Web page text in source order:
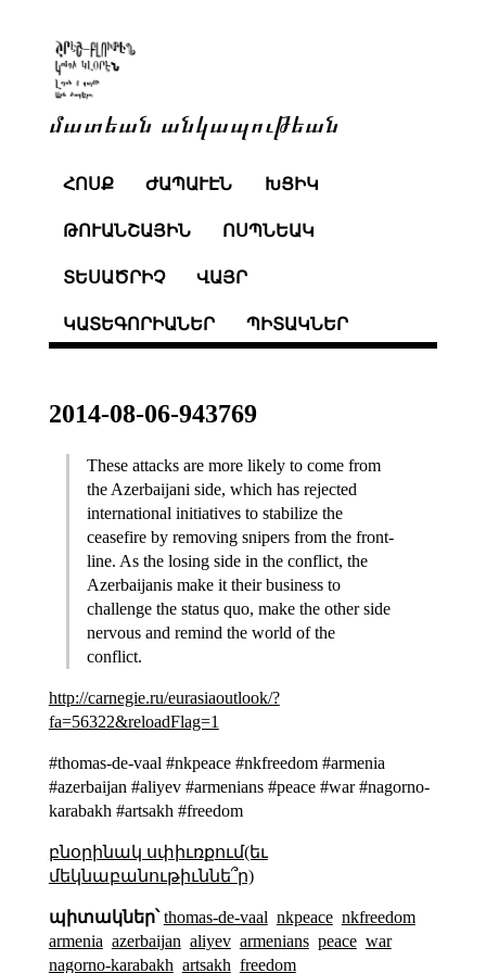
մատեան անկապութեան
ՀՈՍՔ ԺԱՊԱՒԷՆ ԽՑԻԿ
ԹՈՒԱՆՇԱՅԻՆ ՈՍՊՆԵԱԿ
ՏԵՍԱԾՐԻՉ ՎԱՅՐ
ԿԱՏԵԳՈՐԻԱՆԵՐ ՊԻՏԱԿՆԵՐ
2014-08-06-943769
These attacks are more likely to come from
the Azerbaijani side, which has rejected
international initiatives to stabilize the
ceasefire by removing snipers from the front-
line. As the losing side in the conflict, the
Azerbaijanis make it their business to
challenge the status quo, make the other side
nervous and remind the world of the
conflict.
http://carnegie.ru/eurasiaoutlook/?
fa=56322&reloadFlag=1
#thomas-de-vaal #nkpeace #nkfreedom #armenia
#azerbaijan #aliyev #armenians #peace #war #nagorno-
karabakh #artsakh #freedom
բնօրինակ սփիւռքում(եւ
մեկնաբանութիւննե՞ր)
պիտակներ՝ thomas-de-vaal nkpeace nkfreedom
armenia azerbaijan aliyev armenians peace war
nagorno-karabakh artsakh freedom